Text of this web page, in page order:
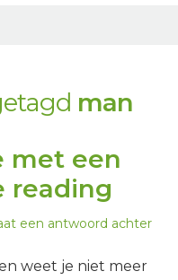
man
met een
reading
een antwoord achter
weet je niet meer